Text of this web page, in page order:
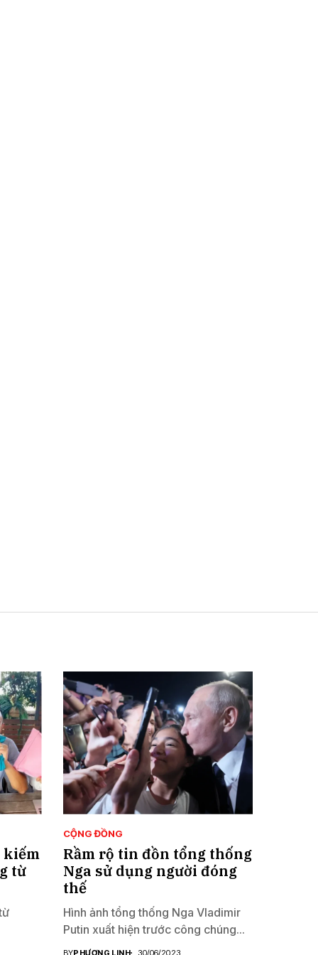
kiếm
từ
CỘNG ĐỒNG
Rầm rộ tin đồn tổng thống
Nga sử dụng người đóng
thế
Hình ảnh tổng thống Nga Vladimir
Putin xuất hiện trước công chúng...
BYPHƯƠNG LINH 30/06/2023